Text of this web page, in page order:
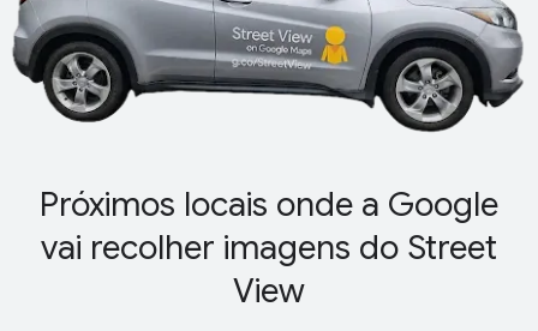
Próximos locais onde a Google
vai recolher imagens do Street
View